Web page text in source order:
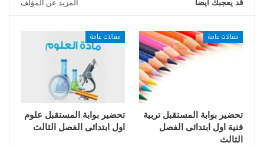
قد يعجبك ايضا المزيد عن المؤلف
مقالات عامة
تحضير بوابة المستقبل تربية
فنية اول ابتدائى الفصل
الثالث
مقالات عامة
تحضير بوابة المستقبل علوم
اول ابتدائى الفصل الثالث